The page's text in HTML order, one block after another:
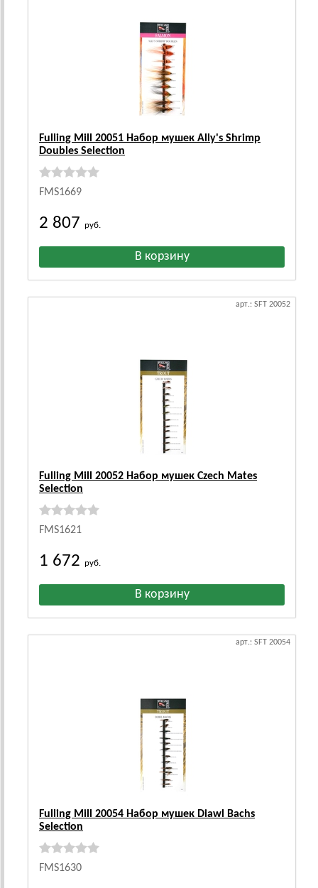
Fulling Mill 20051 Набор мушек Ally's Shrimp
Doubles Selection
FMS1669
2 807 руб.
арт.: SFT 20052
Fulling Mill 20052 Набор мушек Czech Mates
Selection
FMS1621
1 672 руб.
арт.: SFT 20054
Fulling Mill 20054 Набор мушек Diawl Bachs
Selection
FMS1630